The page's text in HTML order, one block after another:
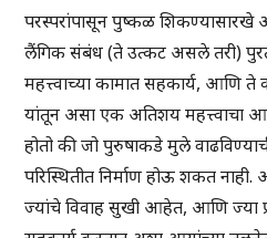
परस्परांपासून पुष्कळ
लैंगिक संबंध (ते उत्कट असले तरी) पुरत
महत्त्वाच्या कामात सहकार्य, आणि
यांतून असा एक अतिशय महत्त्वाचा
होतो की जो पुरुषाकडे मुले
परिस्थितीत निर्माण होऊ शकत
ज्यांचे विवाह सुखी आहेत, आणि ज्या